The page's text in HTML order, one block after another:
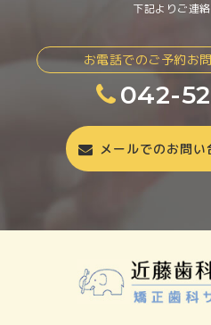
下記よりご連絡
お電話でのご予約お
042-
メールでのお問い